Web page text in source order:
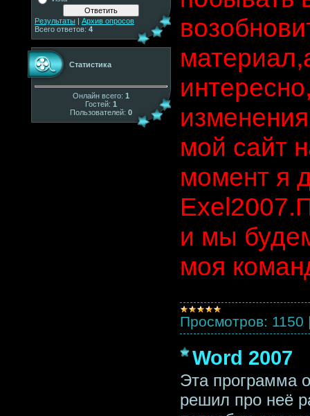
Результаты | Архив опросов
Всего ответов: 4
Статистика
Онлайн всего: 1
Гостей: 1
Пользователей: 0
мой сайт
момент я
и мы
моя
Просмотров: 1150
Word 2007
Эта программа
решил про неё